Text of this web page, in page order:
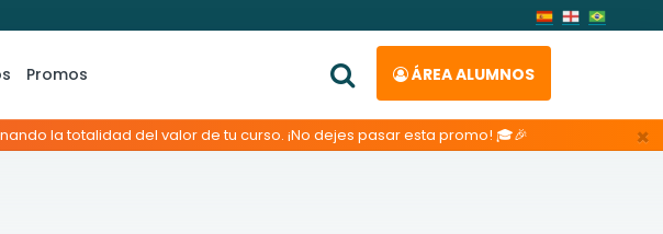
Promos ÁREA ALUMNOS
×
la totalidad del valor de tu curso. ¡No dejes pasar esta promo! 🎓🎉